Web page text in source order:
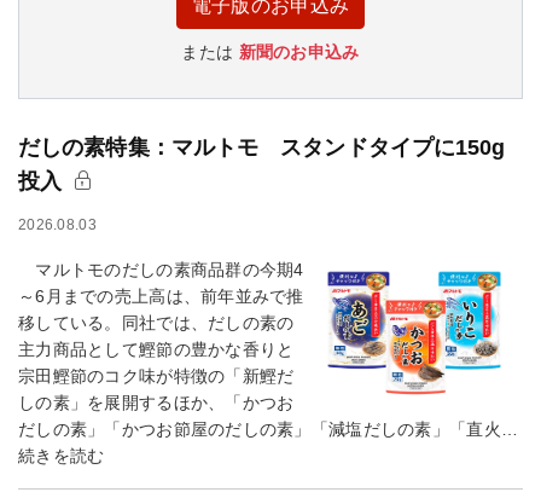
電子版のお申込み
または 新聞のお申込み
だしの素特集：マルトモ スタンドタイプに150g
投入
2026.08.03
マルトモのだしの素商品群の今期4
～6月までの売上高は、前年並みで推
移している。同社では、だしの素の
主力商品として鰹節の豊かな香りと
宗田鰹節のコク味が特徴の「新鰹だ
しの素」を展開するほか、「かつお
だしの素」「かつお節屋のだしの素」「減塩だしの素」「直火…
続きを読む